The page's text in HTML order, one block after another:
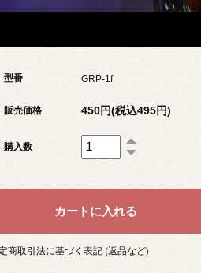
型番 GRP-1f
販売価格 450円(税込495円)
購入数
商取引法に基づく表記 (返品など)